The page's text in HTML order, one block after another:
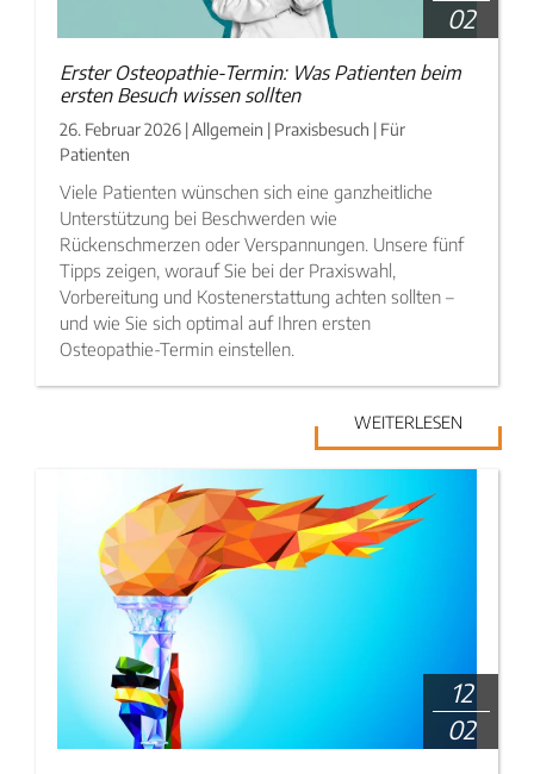
02
Erster Osteopathie-Termin: Was Patienten beim
ersten Besuch wissen sollten
26. Februar 2026 | Allgemein | Praxisbesuch | Für
Patienten
Viele Patienten wünschen sich eine ganzheitliche
Unterstützung bei Beschwerden wie
Rückenschmerzen oder Verspannungen. Unsere fünf
Tipps zeigen, worauf Sie bei der Praxiswahl,
Vorbereitung und Kostenerstattung achten sollten –
und wie Sie sich optimal auf Ihren ersten
Osteopathie-Termin einstellen.
WEITERLESEN
12
02